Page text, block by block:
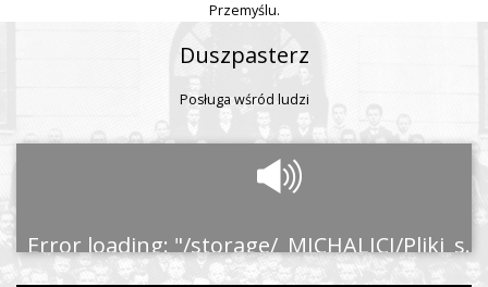
Przemyślu.
Duszpasterz
Posługa wśród ludzi
Error loading: "/storage/_MICHALICI/Pliki_serwerowe/_Zalozyciel/Duszpasterz.mp3"